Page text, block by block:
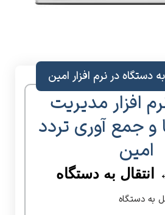
دستگاه در نرم افزار امین
افزار مدیریت
و جمع آوری تردد
امین
به دستگاه
به دستگاه